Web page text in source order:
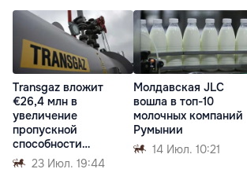
Transgaz вложит
€26,4 млн в
увеличение
пропускной
способности
газопровода в
Молдову
23 Июл. 19:44
Молдавская JLC
вошла в топ-10
молочных компаний
Румынии
14 Июл. 10:21